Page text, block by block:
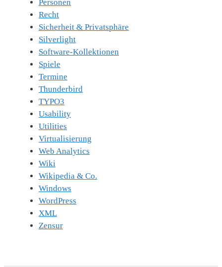
Personen
Recht
Sicherheit & Privatsphäre
Silverlight
Software-Kollektionen
Spiele
Termine
Thunderbird
TYPO3
Usability
Utilities
Virtualisierung
Web Analytics
Wiki
Wikipedia & Co.
Windows
WordPress
XML
Zensur